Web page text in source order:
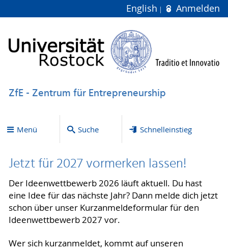
English Anmelden
ZfE - Zentrum für Entrepreneurship
Menü Suche Schnelleinstieg
Jetzt für 2027 vormerken lassen!
Der Ideenwettbewerb 2026 läuft aktuell. Du hast
eine Idee für das nächste Jahr? Dann melde dich jetzt
schon über unser Kurzanmeldeformular für den
Ideenwettbewerb 2027 vor.
Wer sich kurzanmeldet, kommt auf unseren